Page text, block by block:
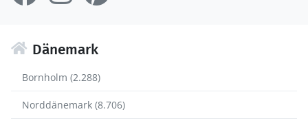
Dänemark
Bornholm (2.288)
Norddänemark (8.706)